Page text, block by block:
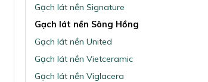
Gạch lát nền Signature
Gạch lát nền Sông Hồng
Gạch lát nền United
Gạch lát nền Vietceramic
Gạch lát nền Viglacera